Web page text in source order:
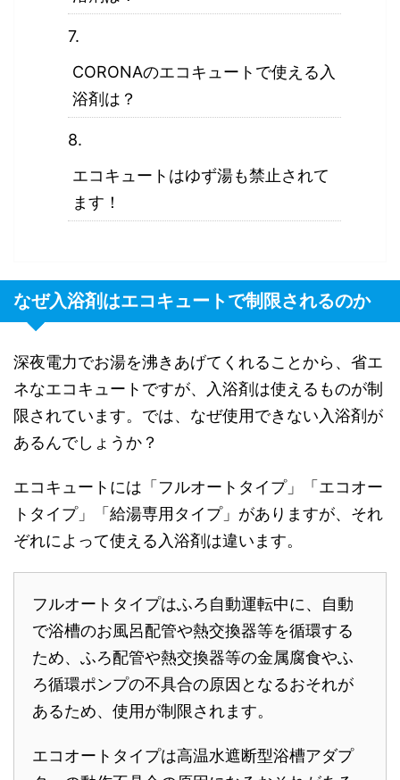
CORONAのエコキュートで使える入
浴剤は？
エコキュートはゆず湯も禁止されて
ます！
なぜ入浴剤はエコキュートで制限されるのか
深夜電力でお湯を沸きあげてくれることから、省エ
ネなエコキュートですが、入浴剤は使えるものが制
限されています。では、なぜ使用できない入浴剤が
あるんでしょうか？
エコキュートには「フルオートタイプ」「エコオー
トタイプ」「給湯専用タイプ」がありますが、それ
ぞれによって使える入浴剤は違います。
フルオートタイプはふろ自動運転中に、自動
で浴槽のお風呂配管や熱交換器等を循環する
ため、ふろ配管や熱交換器等の金属腐食やふ
ろ循環ポンプの不具合の原因となるおそれが
あるため、使用が制限されます。
エコオートタイプは高温水遮断型浴槽アダプ